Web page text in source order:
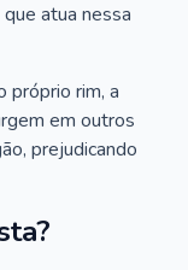
atua nessa
próprio rim, a
em outros
prejudicando